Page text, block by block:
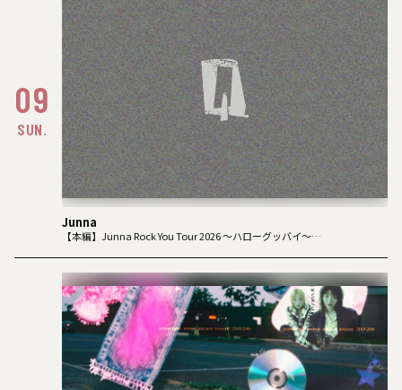
09
SUN.
Junna
【本編】Junna Rock You Tour 2026 〜ハローグッバイ〜
(※FC限定イベント)